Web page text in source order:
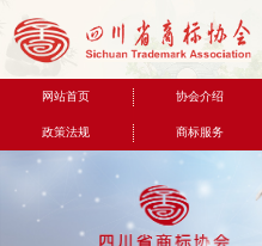
网站首页 协会介绍
政策法规 商标服务
联系我们